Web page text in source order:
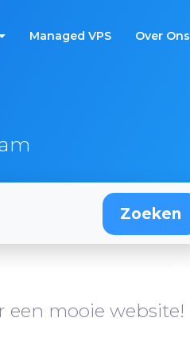
Managed VPS Over Ons
een mooie website!